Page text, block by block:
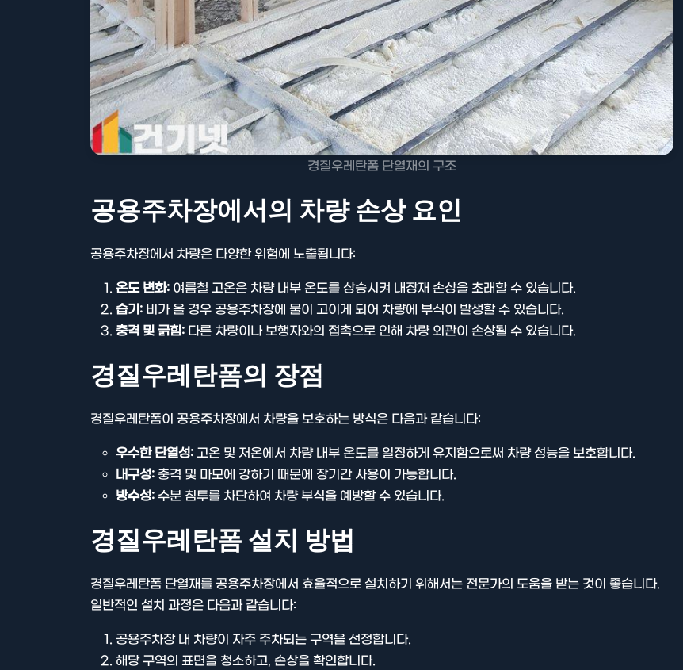
경질우레탄폼 단열재의 구조
공용주차장에서의 차량 손상 요인
공용주차장에서 차량은 다양한 위험에 노출됩니다:
온도 변화: 여름철 고온은 차량 내부 온도를 상승시켜 내장재 손상을 초래할 수 있습니다.
습기: 비가 올 경우 공용주차장에 물이 고이게 되어 차량에 부식이 발생할 수 있습니다.
충격 및 긁힘: 다른 차량이나 보행자와의 접촉으로 인해 차량 외관이 손상될 수 있습니다.
경질우레탄폼의 장점
경질우레탄폼이 공용주차장에서 차량을 보호하는 방식은 다음과 같습니다:
우수한 단열성: 고온 및 저온에서 차량 내부 온도를 일정하게 유지함으로써 차량 성능을 보호합니다.
내구성: 충격 및 마모에 강하기 때문에 장기간 사용이 가능합니다.
방수성: 수분 침투를 차단하여 차량 부식을 예방할 수 있습니다.
경질우레탄폼 설치 방법
경질우레탄폼 단열재를 공용주차장에서 효율적으로 설치하기 위해서는 전문가의 도움을 받는 것이 좋습니다.
일반적인 설치 과정은 다음과 같습니다:
공용주차장 내 차량이 자주 주차되는 구역을 선정합니다.
해당 구역의 표면을 청소하고, 손상을 확인합니다.